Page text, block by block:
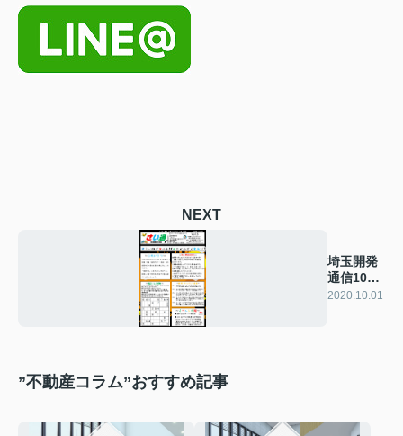
NEXT
埼玉開発
通信10月
号
2020.10.01
”不動産コラム”おすすめ記事